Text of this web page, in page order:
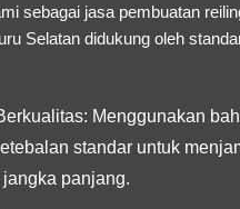
sebagai jasa pembuatan
Selatan didukung oleh
Menggunakan
standar untuk
panjang.